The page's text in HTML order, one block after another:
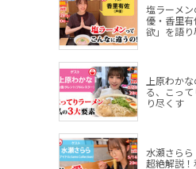
塩ラーメ
優・香里
欲」を語
上原わか
る、こっ
り尽くす
水瀬さら
超絶解説